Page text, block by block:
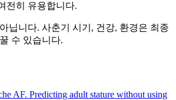
전히 유용합니다.
닙니다. 사춘기 시기, 건강, 환경은 최종
수 있습니다.
AF. Predicting adult stature without using